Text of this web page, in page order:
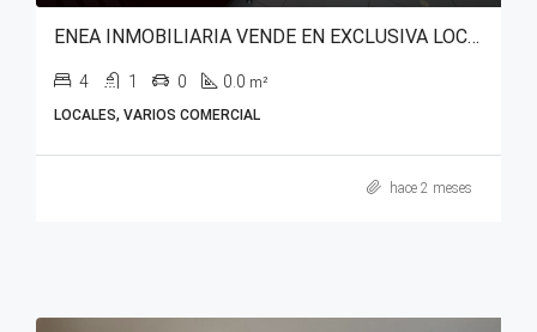
ENEA INMOBILIARIA VENDE EN EXCLUSIVA LOCAL COMERCIAL CON USO DE EQUIPAMIENTO SANITARIO EN AVENIDA ZABALGANA.
4 1 0 0.0 m²
LOCALES, VARIOS COMERCIAL
hace 2 meses